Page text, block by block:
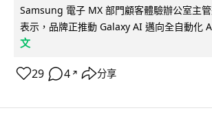
Samsung 電子 MX 部門顧客體驗辦公室主
表示，品牌正推動 Galaxy AI 邁向全自動化
文
29 4 ↗ 分享